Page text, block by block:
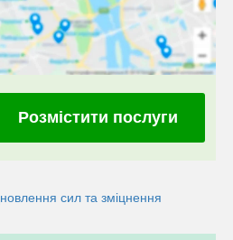
Розмістити послуги
сил та зміцнення